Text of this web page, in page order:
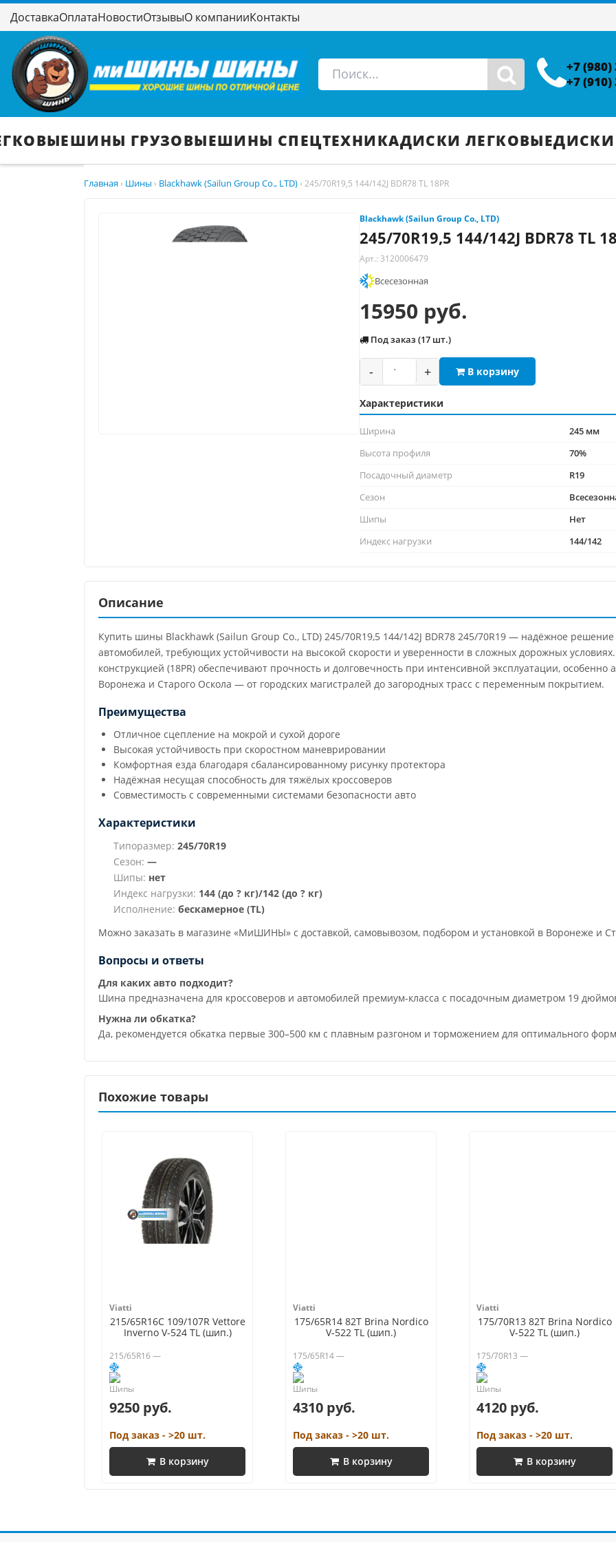
ДоставкаОплатаНовостиОтзывыО компанииКонтакты
+7
+7
ШИНЫ ГРУЗОВЫЕШИНЫ СПЕЦТЕХНИКАДИСКИ ЛЕГКОВЫЕДИСКИ
Главная › Шины › Blackhawk (Sailun Group Co., LTD) › 245/70R19,5 144/142J BDR78 TL 18PR
Blackhawk (Sailun Group Co., LTD)
245/70R19,5 144/142J BDR78 TL
Арт.: 3120006479
Всесезонная
15950 руб.
Под заказ (17 шт.)
- + В корзину
Характеристики
Ширина
245 мм
Высота профиля
70%
Посадочный диаметр
R19
Сезон
Шипы
Нет
Индекс нагрузки
144/142
Описание
Купить шины Blackhawk (Sailun Group Co., LTD) 245/70R19,5 144/142J BDR78 245/70R19 — надёжное
автомобилей, требующих устойчивости на высокой скорости и уверенности в сложных дорожных
конструкцией (18PR) обеспечивают прочность и долговечность при интенсивной эксплуатации,
Воронежа и Старого Оскола — от городских магистралей до загородных трасс с переменным покрытием.
Преимущества
Отличное сцепление на мокрой и сухой дороге
Высокая устойчивость при скоростном маневрировании
Комфортная езда благодаря сбалансированному рисунку протектора
Надёжная несущая способность для тяжёлых кроссоверов
Совместимость с современными системами безопасности авто
Характеристики
Типоразмер: 245/70R19
Сезон: —
Шипы: нет
Индекс нагрузки: 144 (до ? кг)/142 (до ? кг)
Исполнение: бескамерное (TL)
Можно заказать в магазине «МиШИНЫ» с доставкой, самовывозом, подбором и установкой в Воронеже и
Вопросы и ответы
Для каких авто подходит?
Шина предназначена для кроссоверов и автомобилей премиум-класса с посадочным диаметром 19
Нужна ли обкатка?
Да, рекомендуется обкатка первые 300–500 км с плавным разгоном и торможением для оптимального
Похожие товары
Viatti
215/65R16C 109/107R Vettore
Inverno V-524 TL (шип.)
215/65R16 —
9250 руб.
Под заказ - >20 шт.
В корзину
Viatti
175/65R14 82T Brina Nordico
V-522 TL (шип.)
175/65R14 —
4310 руб.
Под заказ - >20 шт.
В корзину
Viatti
175/70R13 82T Brina Nordico
V-522 TL (шип.)
175/70R13 —
4120 руб.
Под заказ - >20 шт.
В корзину